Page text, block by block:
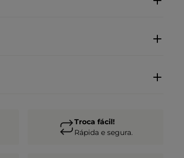
Troca fácil!
Rápida e segura.